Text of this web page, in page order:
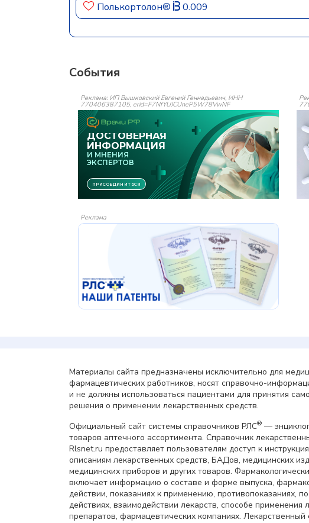
Полькортолон® 0.009
События
Реклама: ИП Вышковский Евгений Геннадьевич, ИНН
770406387105, erid=F7NfYUJCUneP5W78VwNF
Реклама
Материалы сайта предназначены исключительно для
фармацевтических работников, носят справочно-
и не должны использоваться пациентами для принятия
решения о применении лекарственных средств.
Официальный сайт системы справочников РЛС® —
товаров аптечного ассортимента. Справочник
Rlsnet.ru предоставляет пользователям доступ к
описаниям лекарственных средств, БАДов, медицинских
медицинских приборов и других товаров.
включает информацию о составе и форме выпуска,
действии, показаниях к применению, противопоказаниях,
действиях, взаимодействии лекарств, способе применения
препаратов, фармацевтических компаниях. Лекарственный